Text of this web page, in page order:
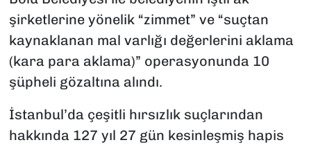
şirketlerine yönelik “zimmet” ve “suçtan
kaynaklanan mal varlığı değerlerini aklama
(kara para aklama)” operasyonunda 10
şüpheli gözaltına alındı.
İstanbul’da çeşitli hırsızlık suçlarından
hakkında 127 yıl 27 gün kesinleşmiş hapis